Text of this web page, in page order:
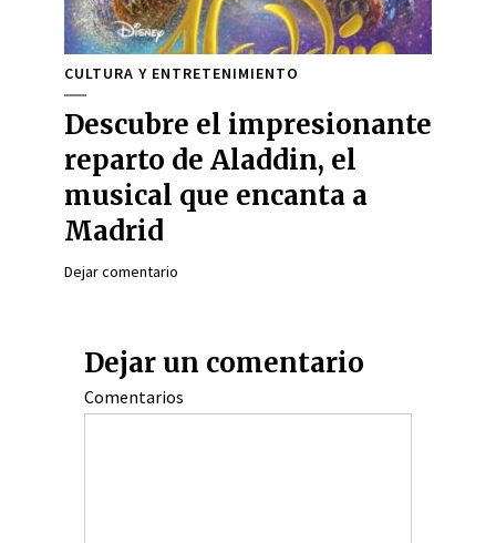
CULTURA Y ENTRETENIMIENTO
Descubre el impresionante
reparto de Aladdin, el
musical que encanta a
Madrid
Dejar comentario
Dejar un comentario
Comentarios